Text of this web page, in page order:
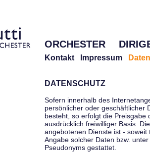
ORCHESTER
Kontakt Impressum
DATENSCHUTZ
Sofern innerhalb des
persönlicher oder geschäftlicher
besteht, so erfolgt die Preisgabe
ausdrücklich freiwilliger Basis.
angebotenen Dienste ist -
Angabe solcher Daten bzw.
Pseudonyms gestattet.